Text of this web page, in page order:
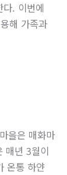
. 이번에
해 가족과
을은 매화마
매년 3월이
온통 하얀